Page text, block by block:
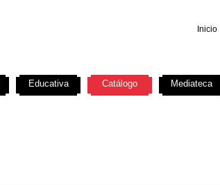
Inicio
Educativa Catálogo Mediateca